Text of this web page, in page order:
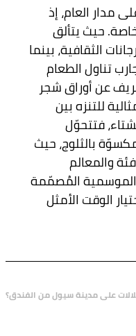
مدار العام، إذ
حيث يتألق
الثقافية، بينما
تناول الطعام
عن أوراق شجر
للتنزه بين
فتتحوّل
بالثلوج، حيث
والمعالم
الموسمية المُصمّمة
الوقت الأمثل
على مدينة سيول من الفندق؟